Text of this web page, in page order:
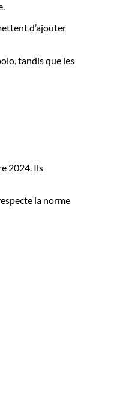
d’ajouter
tandis que les
2024. Ils
la norme